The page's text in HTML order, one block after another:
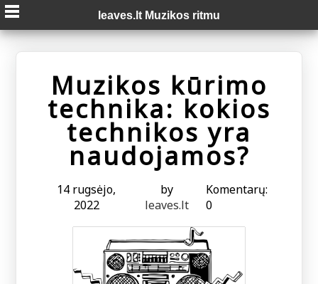
Skip
to
content
leaves.lt Muzikos ritmu
Muzikos kūrimo
technika: kokios
technikos yra
naudojamos?
14 rugsėjo,
2022
by
leaves.lt
Komentarų:
0